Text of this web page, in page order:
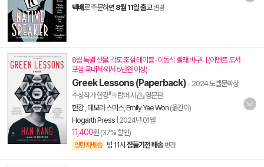
택배로 주문하면 8월 11일 출고 변경
8월 특별 선물. 각도 조절 테이블 · 이동식 빨래 바구니 (이벤트 도서
포함 국내서·외서 5만원 이상)
Greek Lessons (Paperback) - 2024 노벨문학상
수상작가 한강『희랍어 시간』영문판
한강, 데보라 스미스, Emily Yae Won (옮긴이)
Hogarth Press 2024년 01월
11,400원 (37% 할인)
양탄자배송 밤 11시 잠들기전 배송 변경